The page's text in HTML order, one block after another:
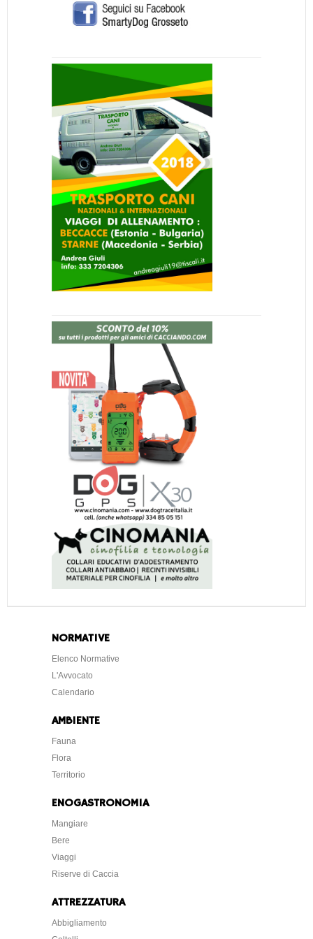
NORMATIVE
Elenco Normative
L'Avvocato
Calendario
AMBIENTE
Fauna
Flora
Territorio
ENOGASTRONOMIA
Mangiare
Bere
Viaggi
Riserve di Caccia
ATTREZZATURA
Abbigliamento